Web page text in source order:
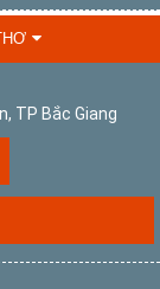
TP Bắc Giang